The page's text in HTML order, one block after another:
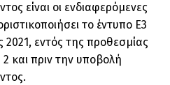
είναι οι ενδιαφερόμενες
το έντυπο Ε3
2021, εντός της προθεσμίας
και πριν την υποβολή